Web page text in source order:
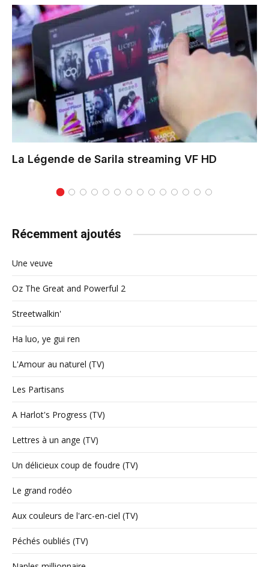
La Légende de Sarila streaming VF HD
Récemment ajoutés
Une veuve
Oz The Great and Powerful 2
Streetwalkin'
Ha luo, ye gui ren
L'Amour au naturel (TV)
Les Partisans
A Harlot's Progress (TV)
Lettres à un ange (TV)
Un délicieux coup de foudre (TV)
Le grand rodéo
Aux couleurs de l'arc-en-ciel (TV)
Péchés oubliés (TV)